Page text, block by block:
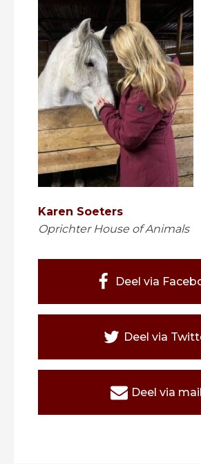
Karen Soeters
Oprichter House of Animals
Deel via
Deel via
Deel via mail